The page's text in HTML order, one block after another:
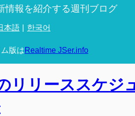
情報を紹介する週刊ブログ
本語 한국어
版はRealtime JSer.info
リリーススケジ